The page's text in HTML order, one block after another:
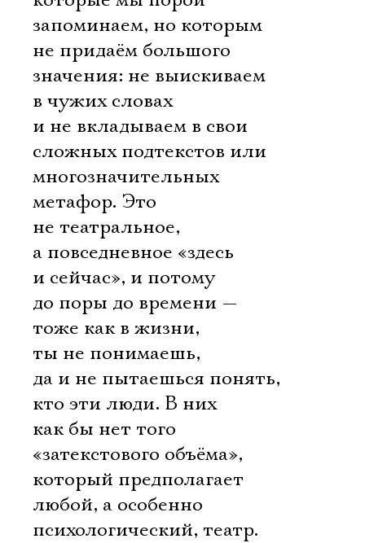
запоминаем, но которым
не придаём большого
значения: не выискиваем
в чужих словах
и не вкладываем в свои
сложных подтекстов или
многозначительных
метафор. Это
не театральное,
а повседневное «здесь
и сейчас», и потому
до поры до времени —
тоже как в жизни,
ты не понимаешь,
да и не пытаешься понять,
кто эти люди. В них
как бы нет того
«затекстового объёма»,
который предполагает
любой, а особенно
психологический, театр.